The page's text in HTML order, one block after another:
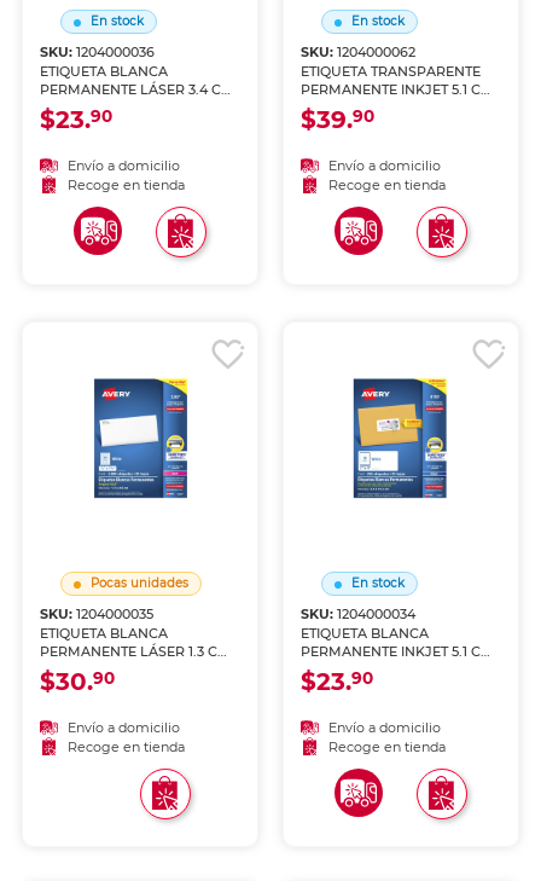
En stock
SKU:1204000036
ETIQUETA BLANCA
PERMANENTE LÁSER 3.4 CM
X 10.2 CM PAQ 350
$23.90
Envío a domicilio
Recoge en tienda
En stock
SKU: 1204000062
ETIQUETA TRANSPARENTE
PERMANENTE INKJET 5.1 CM
X 10.2 CM PAQ 250
$39.90
Envío a domicilio
Recoge en tienda
Pocas unidades
SKU:1204000035
ETIQUETA BLANCA
PERMANENTE LÁSER 1.3 CM
X 4.5 CM PAQ 2000
$30.90
Envío a domicilio
Recoge en tienda
En stock
SKU: 1204000034
ETIQUETA BLANCA
PERMANENTE INKJET 5.1 CM
X 10.2 CM PAQ 250
$23.90
Envío a domicilio
Recoge en tienda